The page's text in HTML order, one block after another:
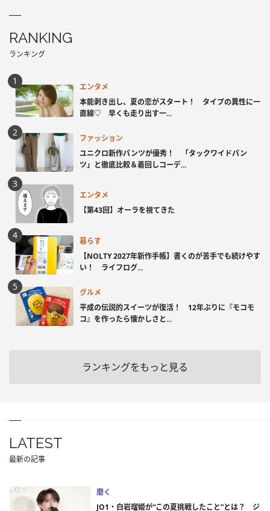
RANKING
ランキング
エンタメ
本能剥き出し、夏の恋がスタート！ タイプの異性に一
直線♡ 早くも走り出す一...
ファッション
ユニクロ新作パンツが優秀！ 「タックワイドパン
ツ」と徹底比較＆着回しコーデ...
エンタメ
【第43回】オーラを視てきた
暮らす
【NOLTY 2027年新作手帳】書くのが苦手でも続けやす
い！ ライフログ...
グルメ
平成の伝説的スイーツが復活！ 12年ぶりに『モコモ
コ』を作ったら懐かしさと...
ランキングをもっと見る
LATEST
最新の記事
磨く
JO1・白岩瑠姫が“この夏挑戦したこと”とは？ ジ